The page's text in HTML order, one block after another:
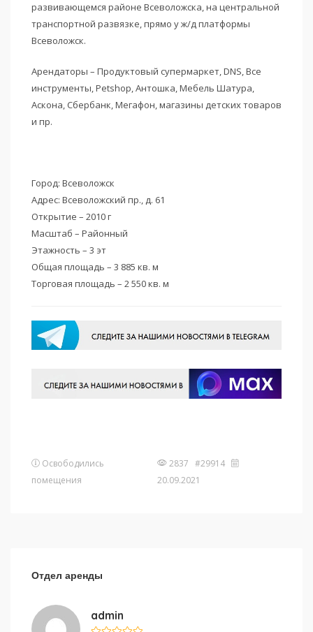
развивающемся районе Всеволожска, на центральной
транспортной развязке, прямо у ж/д платформы
Всеволожск.
Арендаторы – Продуктовый супермаркет, DNS, Все
инструменты, Petshop, Антошка, Мебель Шатура,
Аскона, Сбербанк, Мегафон, магазины детских товаров
и пр.
Город: Всеволожск
Адрес: Всеволожский пр., д. 61
Открытие – 2010 г
Масштаб – Районный
Этажность – 3 эт
Общая площадь – 3 885 кв. м
Торговая площадь – 2 550 кв. м
Освободились
помещения
2837 #29914
20.09.2021
Отдел аренды
admin